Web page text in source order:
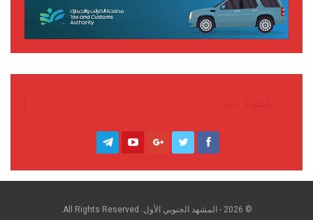
تابعونا عبر
© 2026 - المشهد الجنوبي الأول. All Rights Reserved.